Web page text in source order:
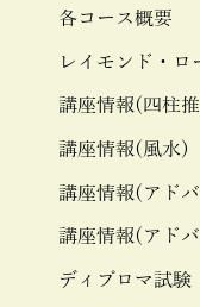
各コース概要
レイモンド・ロ
講座情報(四柱
講座情報(風水)
講座情報(アド
講座情報(アド
ディプロマ試験